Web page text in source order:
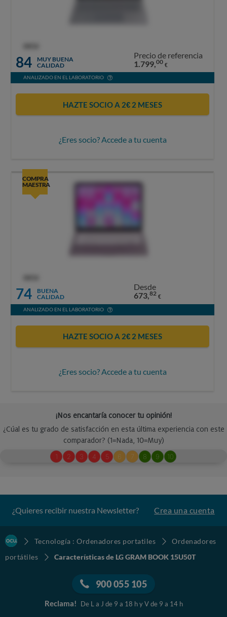
84
MUY BUENA
CALIDAD
Precio de referencia
1.799,00 €
ANALIZADO EN EL LABORATORIO
HAZTE SOCIO A 2€ 2 MESES
¿Eres socio? Accede a tu cuenta
COMPRA
MAESTRA
74
BUENA
CALIDAD
Desde
673,82 €
ANALIZADO EN EL LABORATORIO
HAZTE SOCIO A 2€ 2 MESES
¿Eres socio? Accede a tu cuenta
¿Quieres recibir nuestra Newsletter? Crea una cuenta
Tecnología : Ordenadores portatiles
Ordenadores
portátiles
Características de LG GRAM BOOK 15U50T
900 055 105
Reclama! De L a J de 9 a 18 h y V de 9 a 14 h